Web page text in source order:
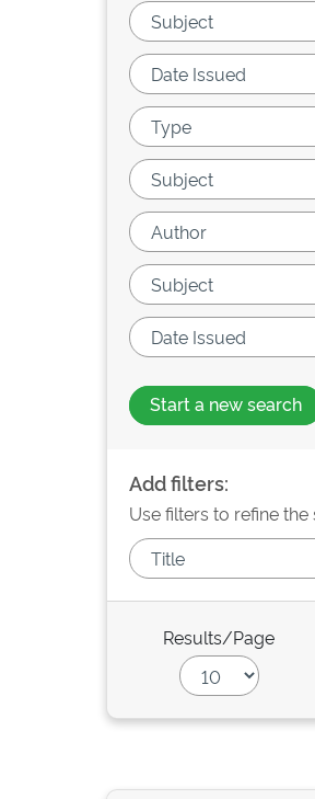
Start a new search
Add filters:
Use filters to refine the
Results/Page